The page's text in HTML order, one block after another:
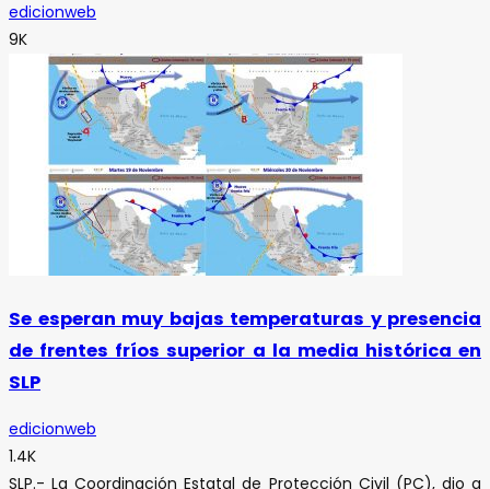
edicionweb
9K
Se esperan muy bajas temperaturas y presencia
de frentes fríos superior a la media histórica en
SLP
edicionweb
1.4K
SLP.- La Coordinación Estatal de Protección Civil (PC), dio a